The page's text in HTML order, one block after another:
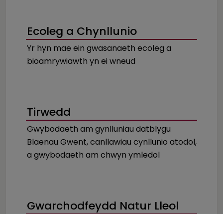
Ecoleg a Chynllunio
Yr hyn mae ein gwasanaeth ecoleg a
bioamrywiawth yn ei wneud
Tirwedd
Gwybodaeth am gynlluniau datblygu
Blaenau Gwent, canllawiau cynllunio atodol,
a gwybodaeth am chwyn ymledol
Gwarchodfeydd Natur Lleol